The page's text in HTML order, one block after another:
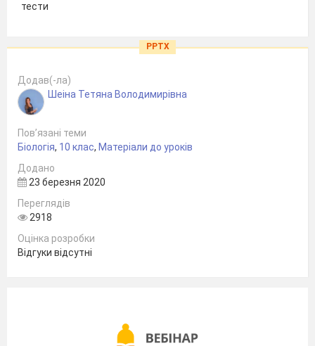
тести
PPTX
Додав(-ла)
Шеіна Тетяна Володимирівна
Пов’язані теми
Біологія, 10 клас, Матеріали до уроків
Додано
23 березня 2020
Переглядів
2918
Оцінка розробки
Відгуки відсутні